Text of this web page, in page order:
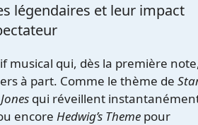
légendaires et leur impact
musical qui, dès la première
à part. Comme le thème de
qui réveillent
encore Hedwig’s Theme pour